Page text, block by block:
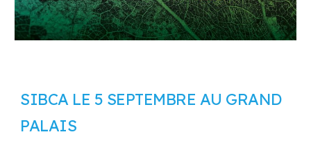
SIBCA LE 5 SEPTEMBRE AU GRAND
PALAIS